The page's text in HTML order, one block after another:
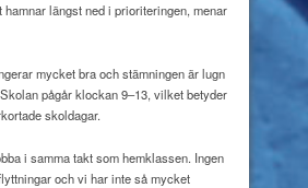
längst ned i prioriteringen, menar
mycket bra och stämningen är lugn
pågår klockan 9–13, vilket betyder
skoldagar.
i samma takt som hemklassen. Ingen
och vi har inte så mycket